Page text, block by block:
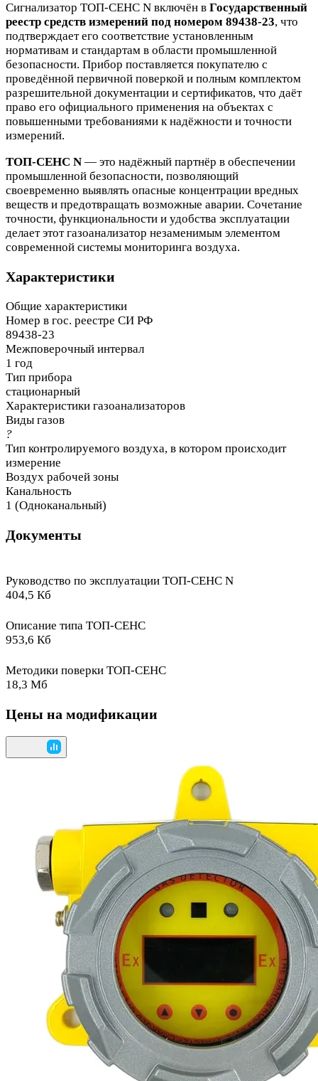
Сигнализатор ТОП-СЕНС N включён в Государственный
реестр средств измерений под номером 89438-23, что
подтверждает его соответствие установленным
нормативам и стандартам в области промышленной
безопасности. Прибор поставляется покупателю с
проведённой первичной поверкой и полным комплектом
разрешительной документации и сертификатов, что даёт
право его официального применения на объектах с
повышенными требованиями к надёжности и точности
измерений.
ТОП-СЕНС N — это надёжный партнёр в обеспечении
промышленной безопасности, позволяющий
своевременно выявлять опасные концентрации вредных
веществ и предотвращать возможные аварии. Сочетание
точности, функциональности и удобства эксплуатации
делает этот газоанализатор незаменимым элементом
современной системы мониторинга воздуха.
Характеристики
Общие характеристики
Номер в гос. реестре СИ РФ
89438-23
Межповерочный интервал
1 год
Тип прибора
стационарный
Характеристики газоанализаторов
Виды газов
?
Тип контролируемого воздуха, в котором происходит
измерение
Воздух рабочей зоны
Канальность
1 (Одноканальный)
Документы
Руководство по эксплуатации ТОП-СЕНС N
404,5 Кб
Описание типа ТОП-СЕНС
953,6 Кб
Методики поверки ТОП-СЕНС
18,3 Мб
Цены на модификации